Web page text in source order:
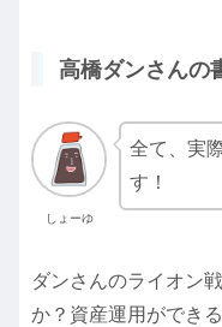
高橋ダンさんの
しょーゆ
全て、実
す！
ダンさんのライオン
か？資産運用ができ